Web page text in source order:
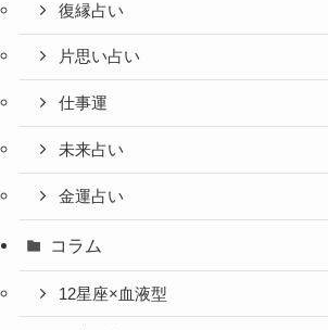
復縁占い
片思い占い
仕事運
未来占い
金運占い
コラム
12星座×血液型